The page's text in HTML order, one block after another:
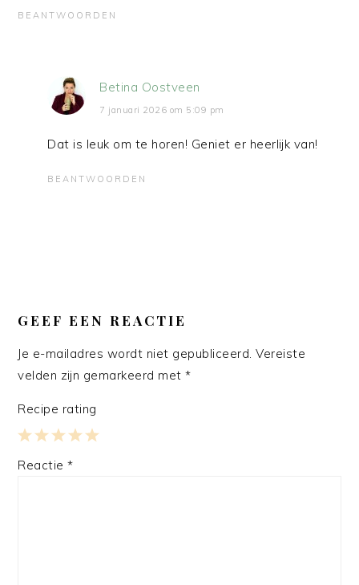
BEANTWOORDEN
Betina Oostveen
7 januari 2026 om 5:09 pm
Dat is leuk om te horen! Geniet er heerlijk van!
BEANTWOORDEN
GEEF EEN REACTIE
Je e-mailadres wordt niet gepubliceerd. Vereiste
velden zijn gemarkeerd met*
Recipe rating
4
3
2
1
Reactie*